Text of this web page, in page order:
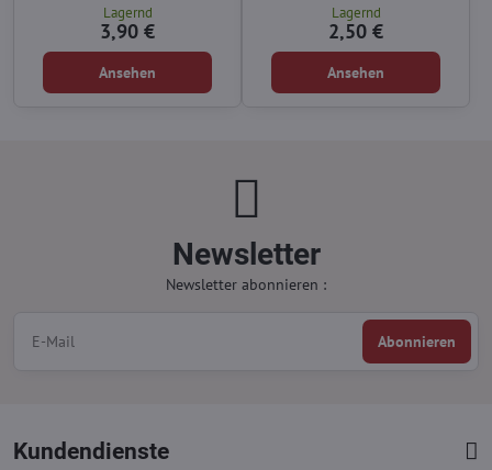
Lagernd
3,90 €
Ansehen
Lagernd
2,50 €
Ansehen
Newsletter
Newsletter abonnieren :
Abonnieren
Kundendienste